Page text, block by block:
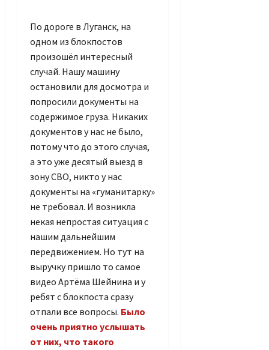
По дороге в Луганск, на
одном из блокпостов
произошёл интересный
случай. Нашу машину
остановили для досмотра и
попросили документы на
содержимое груза. Никаких
документов у нас не было,
потому что до этого случая,
а это уже десятый выезд в
зону СВО, никто у нас
документы на «гуманитарку»
не требовал. И возникла
некая непростая ситуация с
нашим дальнейшим
передвижением. Но тут на
выручку пришло то самое
видео Артёма Шейнина и у
ребят с блокпоста сразу
отпали все вопросы. Было
очень приятно услышать
от них, что такого